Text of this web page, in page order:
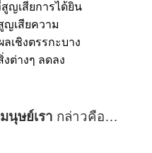
ญเสียการได้ยิน
ญเสียความ
เชิงตรรกะบาง
ต่างๆ ลดลง
นุษย์เรา กล่าวคือ…